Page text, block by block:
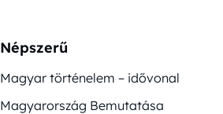
Népszerű
Magyar történelem – idővonal
Magyarország Bemutatása